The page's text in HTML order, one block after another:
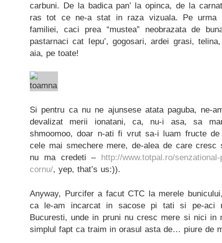
carbuni. De la badica pan’ la opinca, de la
ras tot ce ne-a stat in raza vizuala. Pe urma
familiei, caci prea “mustea” neobrazata de
pastarnaci cat Iepu’, gogosari, ardei grasi,
aia, pe toate!
Si pentru ca nu ne ajunsese atata paguba, ne-
devalizat merii ionatani, ca, nu-i asa, sa
shmoomoo, doar n-ati fi vrut sa-i luam fructe
cele mai smechere mere, de-alea de care cresc
nu ma credeti – http://www.totpal.ro/
cornu/, yep, that’s us:)).
Anyway, Purcifer a facut CTC la merele
ca le-am incarcat in sacose pi tati si pe-aci
Bucuresti, unde in pruni nu cresc mere si nici in
simplul fapt ca traim in orasul asta de… piure de